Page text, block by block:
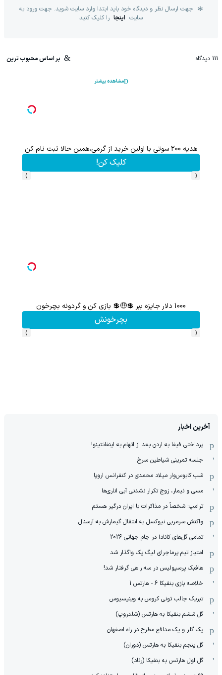
جهت ارسال نظر و دیدگاه خود باید ابتدا وارد سایت شوید. جهت ورود به
سایت اینجا را کلیک کنید
111 دیدگاه بر اساس محبوب ترین
مشاهده بیشتر
هدیه 200 سوتی با اولین خرید از گرمی،همین حالا ثبت نام کن
کلیک کن!
‹
›
1000 دلار جایزه ببر 💲🤑💲 بازی کن و گردونه بچرخون
بچرخونش
‹
›
آخرین اخبار
پرداختی فیفا به اردن بعد از اتهام به اینفانتینو!
جلسه تمرینی شیاطین سرخ
شب کابوس‌وار میلاد محمدی در کنفرانس اروپا
مسی و نیمار، زوج تکرار نشدنی آبی اناری‌ها
ترامپ: شخصاً در مذاکرات با ایران درگیر هستم
واکنش سرمربی نیوکسل به انتقال گیمارش به آرسنال
تمامی گل‌های کانادا در جام جهانی 2026
امتیاز تیم پرماجرای لیگ یک واگذار شد
هافبک پرسپولیس در سه راهی گرفتار شد!
خلاصه بازی بنفیکا 6 - هارتس 1
تبریک جالب تونی کروس به وینیسیوس
گل ششم بنفیکا به هارتس (شلدروپ)
یک گلر و یک مدافع مطرح در راه اصفهان
گل پنجم بنفیکا به هارتس (دوران)
گل اول هارتس به بنفیکا (رناد)